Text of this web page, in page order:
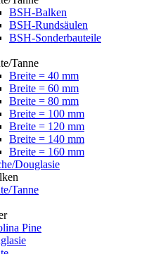
BSH-Balken
BSH-Rundsäulen
BSH-Sonderbauteile
Tanne
Breite = 40 mm
Breite = 60 mm
Breite = 80 mm
Breite = 100 mm
Breite = 120 mm
Breite = 140 mm
Breite = 160 mm
Douglasie
Tanne
Pine